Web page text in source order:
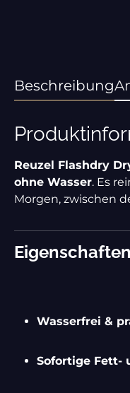
Beschreibung
Reuzel Flashdry
ohne Wasser. Es
Morgen, zwischen
Wasserfrei &
Sofortige Fett-